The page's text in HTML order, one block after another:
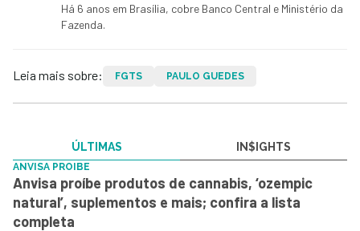
Há 6 anos em Brasília, cobre Banco Central e Ministério da
Fazenda.
Leia mais sobre: FGTS PAULO GUEDES
ÚLTIMAS IN$IGHTS
ANVISA PROIBE
Anvisa proíbe produtos de cannabis, ‘ozempic
natural’, suplementos e mais; confira a lista
completa